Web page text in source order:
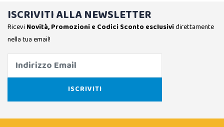
ISCRIVITI ALLA NEWSLETTER
Ricevi Novità, Promozioni e Codici Sconto esclusividirettamente
nella tua email!